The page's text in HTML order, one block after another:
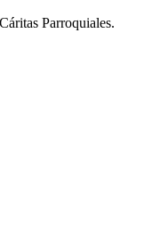
Parroquiales.